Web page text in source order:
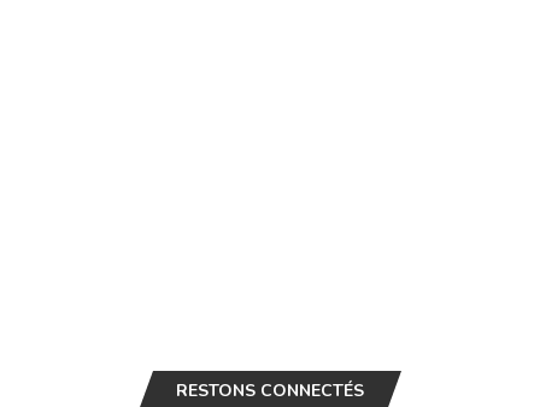
RESTONS CONNECTÉS